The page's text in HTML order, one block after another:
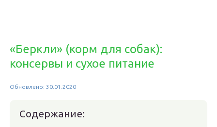
«Беркли» (корм для собак):
консервы и сухое питание
Обновлено: 30.01.2020
Содержание: